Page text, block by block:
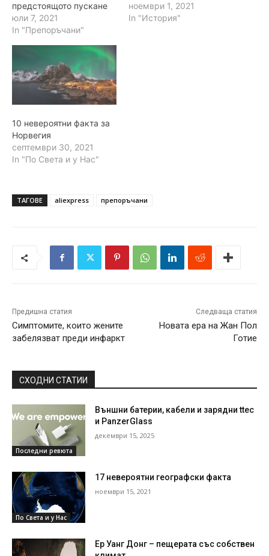
предстоящото пускане
юли 7, 2021
In "Препоръчани"
ноември 1, 2021
In "История"
10 невероятни факта за
Норвегия
септември 30, 2021
In "По Света и у Нас"
ТАГОВЕ aliexpress препоръчани
Предишна статия
Симптомите, които жените
забелязват преди инфаркт
Следваща статия
Новата ера на Жан Пол
Готие
СХОДНИ СТАТИИ
Последни ревюта
Външни батерии, кабели и зарядни ttec
и PanzerGlass
декември 15, 2025
По Света и у Нас
17 невероятни географски факта
ноември 15, 2021
Ер Уанг Донг – пещерата със собствен